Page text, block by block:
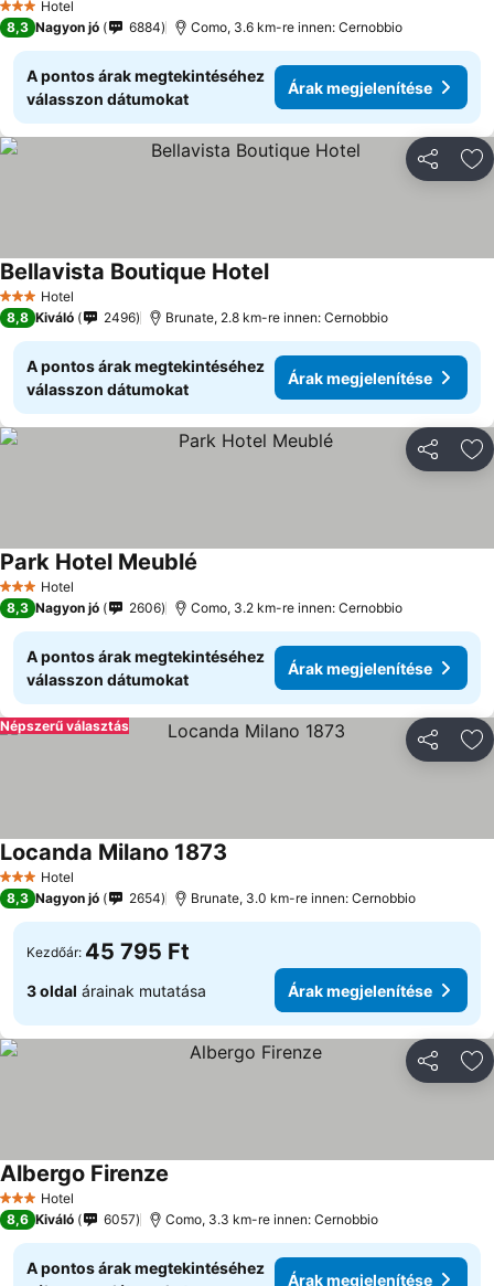
3 Kategória
Hotel
8,3 Nagyon jó 6884 Como, 3.6 km-re innen: Cernobbio
A pontos árak megtekintéséhez
válasszon dátumokat
Árak megjelenítése
3 Kategória
Hotel
Bellavista Boutique Hotel
8,8 Kiváló 2496 Brunate, 2.8 km-re innen: Cernobbio
A pontos árak megtekintéséhez
válasszon dátumokat
Árak megjelenítése
3 Kategória
Hotel
Park Hotel Meublé
8,3 Nagyon jó 2606 Como, 3.2 km-re innen: Cernobbio
A pontos árak megtekintéséhez
válasszon dátumokat
Árak megjelenítése
Népszerű választás
3 Kategória
Hotel
Locanda Milano 1873
8,3 Nagyon jó 2654 Brunate, 3.0 km-re innen: Cernobbio
Kezdőár: 45 795 Ft
3 oldal árainak mutatása Árak megjelenítése
3 Kategória
Hotel
Albergo Firenze
8,6 Kiváló 6057 Como, 3.3 km-re innen: Cernobbio
A pontos árak megtekintéséhez
Árak megjelenítése